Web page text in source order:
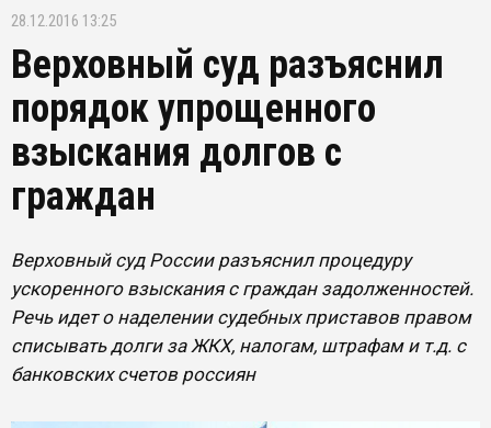
28.12.2016 13:25
Верховный суд разъяснил
порядок упрощенного
взыскания долгов с
граждан
Верховный суд России разъяснил процедуру
ускоренного взыскания с граждан задолженностей.
Речь идет о наделении судебных приставов правом
списывать долги за ЖКХ, налогам, штрафам и т.д. с
банковских счетов россиян